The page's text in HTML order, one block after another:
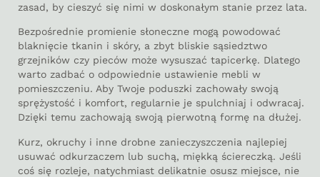
zasad, by cieszyć się nimi w doskonałym stanie przez lata.
Bezpośrednie promienie słoneczne mogą powodować
blaknięcie tkanin i skóry, a zbyt bliskie sąsiedztwo
grzejników czy pieców może wysuszać tapicerkę. Dlatego
warto zadbać o odpowiednie ustawienie mebli w
pomieszczeniu. Aby Twoje poduszki zachowały swoją
sprężystość i komfort, regularnie je spulchniaj i odwracaj.
Dzięki temu zachowają swoją pierwotną formę na dłużej.
Kurz, okruchy i inne drobne zanieczyszczenia najlepiej
usuwać odkurzaczem lub suchą, miękką ściereczką. Jeśli
coś się rozleje, natychmiast delikatnie osusz miejsce, nie